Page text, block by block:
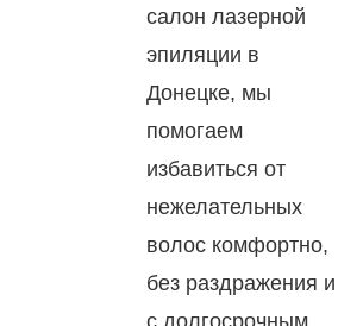
салон лазерной
эпиляции в
Донецке, мы
помогаем
избавиться от
нежелательных
волос комфортно,
без раздражения и
с долгосрочным